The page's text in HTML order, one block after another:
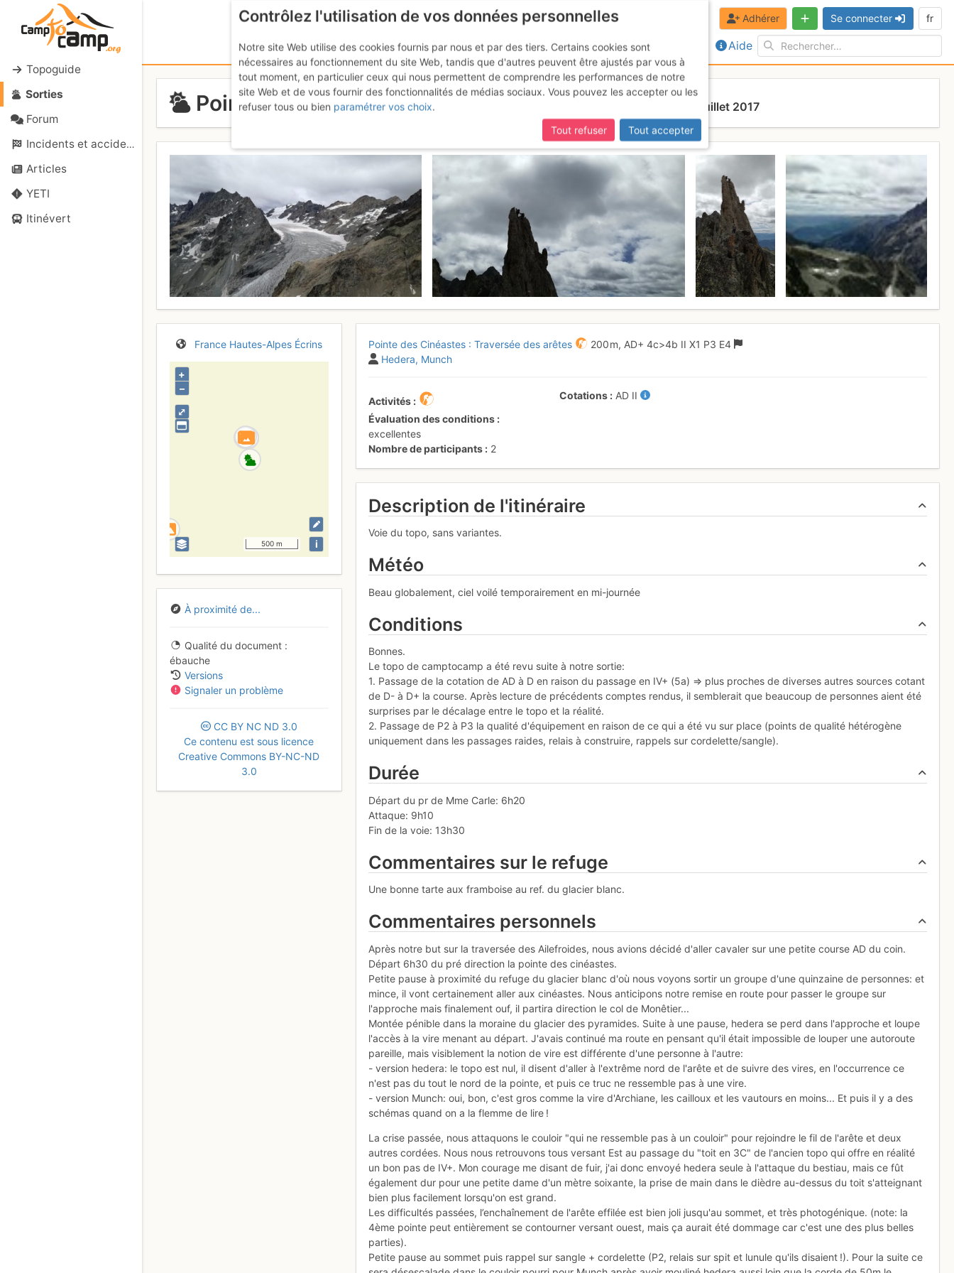
Topoguide
Sorties
Forum
Incidents et accidents
Articles
YETI
Itinévert
Aide
Adhérer Se connecter fr
Pointe des Cinéastes : Traversée des arêtes Jeudi 27 juillet 2017
France Hautes-Alpes Écrins
⤢
+
–
500 m i
À proximité de...
Qualité du document
ébauche
Versions
Signaler un problème
CC BY NC ND 3.0
Ce contenu est sous licence
Creative Commons BY-NC-ND
3.0
Pointe des Cinéastes : Traversée des arêtes 200 m, AD+4c>4b IIX1 P3 E4
Hedera Munch
Activités
Évaluation des conditions
excellentes
Nombre de participants
2
Cotations AD II
Description de l'itinéraire
Voie du topo, sans variantes.
Météo
Beau globalement, ciel voilé temporairement en mi-journée
Conditions
Bonnes.
Le topo de camptocamp a été revu suite à notre sortie:
1. Passage de la cotation de AD à D en raison du passage en IV+ (5a) => plus proches de diverses autres sources cotant
de D- à D+ la course. Après lecture de précédents comptes rendus, il semblerait que beaucoup de personnes aient été
surprises par le décalage entre le topo et la réalité.
2. Passage de P2 à P3 la qualité d'équipement en raison de ce qui a été vu sur place (points de qualité hétérogène
uniquement dans les passages raides, relais à construire, rappels sur cordelette/sangle).
Durée
Départ du pr de Mme Carle: 6h20
Attaque: 9h10
Fin de la voie: 13h30
Commentaires sur le refuge
Une bonne tarte aux framboise au ref. du glacier blanc.
Commentaires personnels
Après notre but sur la traversée des Ailefroides, nous avions décidé d'aller cavaler sur une petite course AD du coin.
Départ 6h30 du pré direction la pointe des cinéastes.
Petite pause à proximité du refuge du glacier blanc d'où nous voyons sortir un groupe d'une quinzaine de personnes: et
mince, il vont certainement aller aux cinéastes. Nous anticipons notre remise en route pour passer le groupe sur
l'approche mais finalement ouf, il partira direction le col de Monêtier...
Montée pénible dans la moraine du glacier des pyramides. Suite à une pause, hedera se perd dans l'approche et loupe
l'accès à la vire menant au départ. J'avais continué ma route en pensant qu'il était impossible de louper une autoroute
pareille, mais visiblement la notion de vire est différente d'une personne à l'autre:
- version hedera: le topo est nul, il disent d'aller à l'extrême nord de l'arête et de suivre des vires, en l'occurrence ce
n'est pas du tout le nord de la pointe, et puis ce truc ne ressemble pas à une vire.
- version Munch: oui, bon, c'est gros comme la vire d'Archiane, les cailloux et les vautours en moins... Et puis il y a des
schémas quand on a la flemme de lire !
La crise passée, nous attaquons le couloir "qui ne ressemble pas à un couloir" pour rejoindre le fil de l'arête et deux
autres cordées. Nous nous retrouvons tous versant Est au passage du "toit en 3C" de l'ancien topo qui offre en réalité
un bon pas de IV+. Mon courage me disant de fuir, j'ai donc envoyé hedera seule à l'attaque du bestiau, mais ce fût
également dur pour une petite dame d'un mètre soixante, la prise de main dans le dièdre au-dessus du toit s'atteignant
bien plus facilement lorsqu'on est grand.
Les difficultés passées, l’enchaînement de l'arête effilée est bien joli jusqu'au sommet, et très photogénique. (note: la
4ème pointe peut entièrement se contourner versant ouest, mais ça aurait été dommage car c'est une des plus belles
parties).
Petite pause au sommet puis rappel sur sangle + cordelette (P2, relais sur spit et lunule qu'ils disaient !). Pour la suite ce
Contrôlez l'utilisation de vos données personnelles
Notre site Web utilise des cookies fournis par nous et par des tiers. Certains cookies sont
nécessaires au fonctionnement du site Web, tandis que d'autres peuvent être ajustés par vous à
tout moment, en particulier ceux qui nous permettent de comprendre les performances de notre
site Web et de vous fournir des fonctionnalités de médias sociaux. Vous pouvez les accepter ou les
refuser tous ou bien paramétrer vos choix.
Tout refuser
Tout accepter